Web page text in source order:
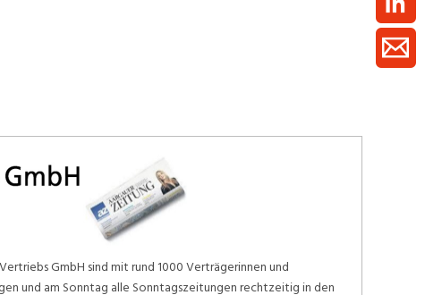
GmbH sind mit rund 1000 Verträgerinnen und
und am Sonntag alle Sonntagszeitungen rechtzeitig in den